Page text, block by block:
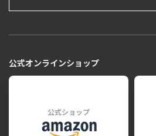
公式オンラインショップ
公式ショップ